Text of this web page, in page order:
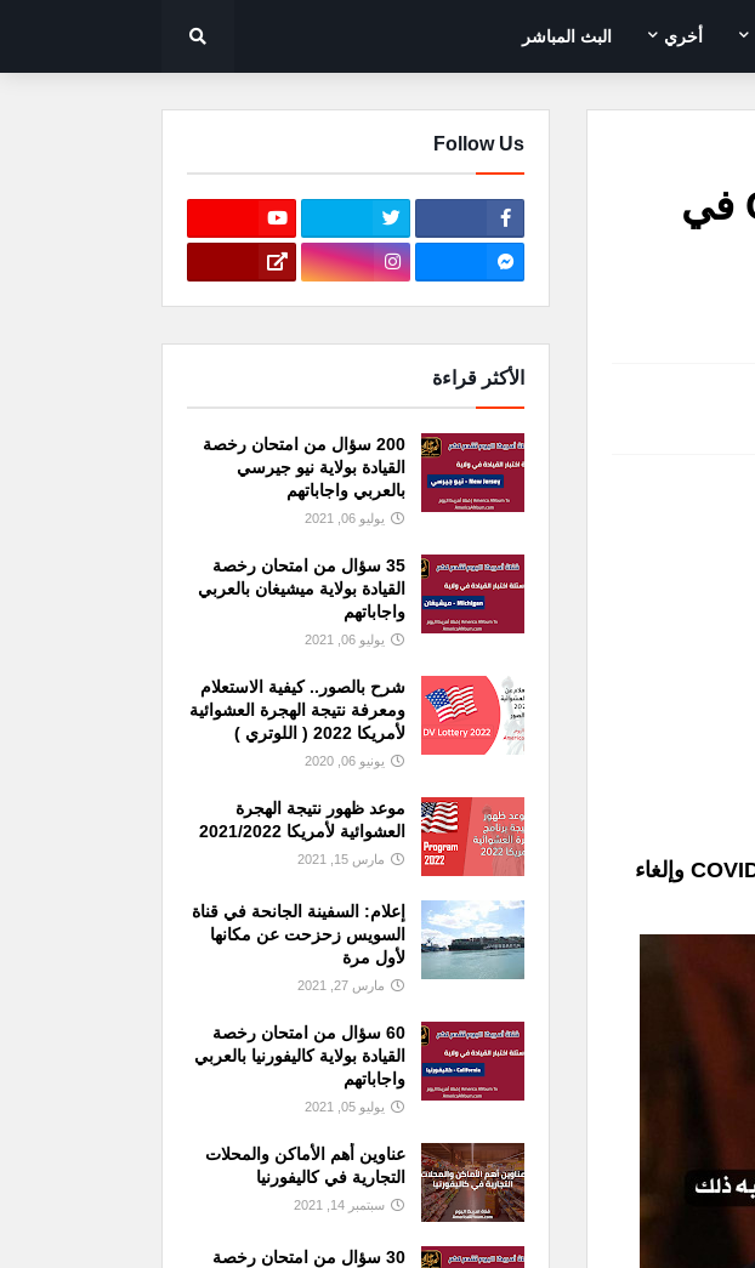
أخري البث المباشر
بايدن يُنهي رسمياً حالة طوارئ COVID-19 في
الرئيس بايدن يوقع على مشروع قانون لإنهاء حالة الطوارئ الوطنية بسبب COVID-19 وإلغاء
Follow Us
الأكثر قراءة
200 سؤال من امتحان رخصة
القيادة بولاية نيو جيرسي
بالعربي واجاباتهم
يوليو 06, 2021
35 سؤال من امتحان رخصة
القيادة بولاية ميشيغان بالعربي
واجاباتهم
يوليو 06, 2021
شرح بالصور.. كيفية الاستعلام
ومعرفة نتيجة الهجرة العشوائية
لأمريكا 2022 ( اللوتري )
يونيو 06, 2020
موعد ظهور نتيجة الهجرة
العشوائية لأمريكا 2021/2022
مارس 15, 2021
إعلام: السفينة الجانحة في قناة
السويس زحزحت عن مكانها
لأول مرة
مارس 27, 2021
60 سؤال من امتحان رخصة
القيادة بولاية كاليفورنيا بالعربي
واجاباتهم
يوليو 05, 2021
عناوين أهم الأماكن والمحلات
التجارية في كاليفورنيا
سبتمبر 14, 2021
30 سؤال من امتحان رخصة